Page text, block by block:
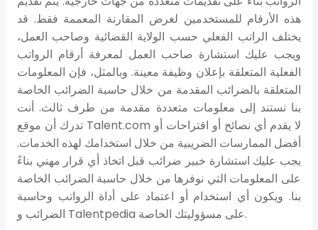
هذه الأرقام للمستخدمين لغرض المقارنة المعممة فقط. قد
يختلف الراتب الفعلي حسب الولاية القضائية وصاحب العمل،
ويجب عليك استشارة صاحب العمل لمعرفة أرقام الرواتب
الفعلية المتعلقة بإعلان وظيفة معينة. وبالمثل، فإن المعلومات
المتعلقة بالضرائب المقدمة من خلال حاسبة الضرائب الخاصة
بنا تستند إلى معلومات متعددة مقدمة من طرف ثالث. أنت
تدرك أن موقع Talent.com لا يقدم أي نصائح أو اقتراحات أو
أفضل الممارسات الضريبية من خلال استخدامك لهذه الخدمات.
يجب عليك استشارة خبير ضرائب قبل اتخاذ أي قرار مهني بناءً
على المعلومات التي نوفرها من خلال حاسبة الضرائب الخاصة
بنا. ويكون أي استخدام أو اعتماد على أداة الرواتب وحاسبة
الضرائب و Talentpedia على مسؤوليتك الخاصة.